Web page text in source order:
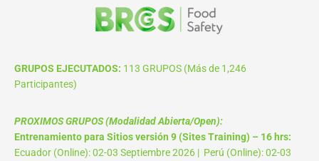
GRUPOS EJECUTADOS: 113 GRUPOS (Más de 1,246
Participantes)
PROXIMOS GRUPOS (Modalidad Abierta/Open):
Entrenamiento para Sitios versión 9 (Sites Training) – 16 hrs:
Ecuador (Online): 02-03 Septiembre 2026 | Perú (Online): 02-03